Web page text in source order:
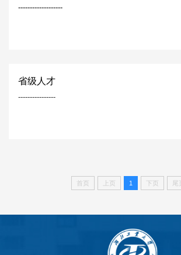
-------------------
省级人才
----------------
首页 上页 1 下页 尾页